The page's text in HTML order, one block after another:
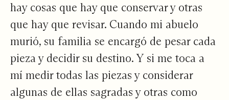
hay cosas que hay que conservar y otras
que hay que revisar. Cuando mi abuelo
murió, su familia se encargó de pesar cada
pieza y decidir su destino. Y si me toca a
mí medir todas las piezas y considerar
algunas de ellas sagradas y otras como